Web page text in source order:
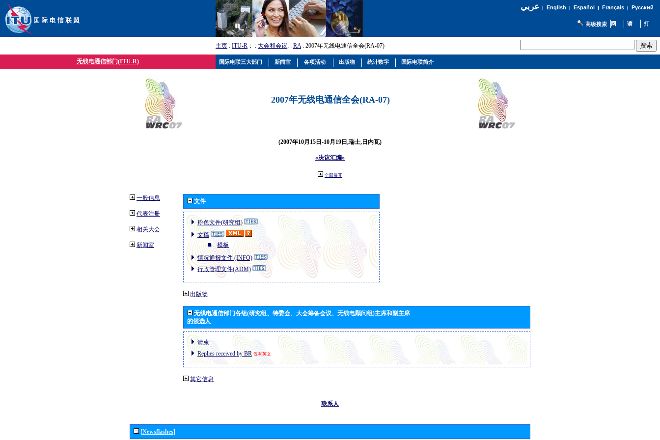
عربي| English | Español | Français| Русский
高级搜索
主页 : ITU-R ； : 大会和会议; : RA: 2007年无线电通信全会(RA-07)
无线电通信部门(ITU-R)
2007年无线电通信全会(RA-07)
(2007年10月15日-10月19日,瑞士,日内瓦)
«决议汇编»
全部展开
一般信息
代表注册
相关大会
新闻室
文件
粉色文件(研究组)
文稿
模板
情况通报文件 (INFO)
行政管理文件(ADM)
出版物
无线电通信部门各组(研究组、特委会、大会筹备会议、无线电顾问组)主席和副主席
的候选人
请柬
Replies received by BR 仅有英文
其它信息
联系人
[Newsflashes]
国际电联三大部门 新闻室 各项活动 出版物 统计数字 国际电联简介